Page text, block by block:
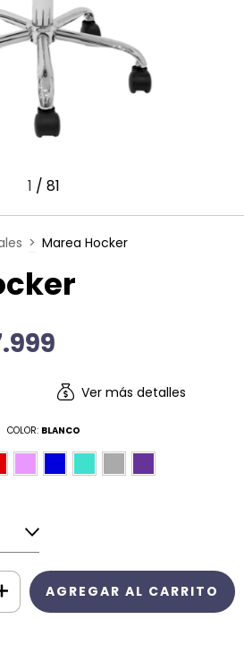
1 / 81
> Marea Hocker
Ver más detalles
COLOR: BLANCO